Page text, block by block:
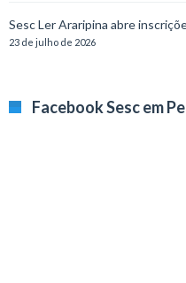
Sesc Ler Araripina abre
23 de julho de 2026
Facebook Sesc em